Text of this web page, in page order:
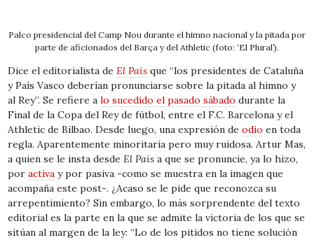
Palco presidencial del Camp Nou durante el himno nacional y la pitada por
parte de aficionados del Barça y del Athletic (foto: ‘El Plural’).
Dice el editorialista deEl País que “los presidentes de Cataluña
y País Vasco deberían pronunciarse sobre la pitada al himno y
al Rey”. Se refiere alo sucedido el pasado sábado durante la
Final de la Copa del Rey de fútbol, entre el F.C. Barcelona y el
Athletic de Bilbao. Desde luego, una expresión deodio en toda
regla. Aparentemente minoritaria pero muy ruidosa. Artur Mas,
a quien se le insta desdeEl País a que se pronuncie, ya lo hizo,
poractiva y por pasiva -como se muestra en la imagen que
acompaña este post-. ¿Acaso se le pide que reconozca su
arrepentimiento? Sin embargo, lo más sorprendente del texto
editorial es la parte en la que se admite la victoria de los que se
sitúan al margen de la ley: “Lo de los pitidos no tiene solución